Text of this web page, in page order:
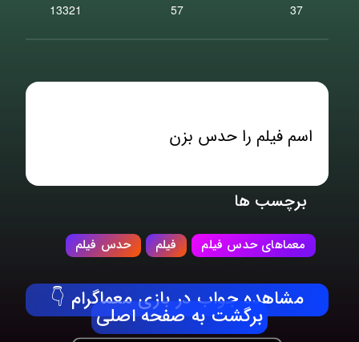
13321 57 37
اسم فیلم را حدس بزن
برچسب ها
معماهای حدس فیلم فیلم حدس فیلم
مشاهده جواب در بازی معماگرام 👇
برگشت به صفحه اصلی